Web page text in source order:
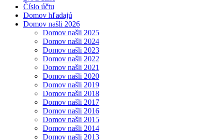
Číslo účtu
Domov hľadajú
Domov našli 2026
Domov našli 2025
Domov našli 2024
Domov našli 2023
Domov našli 2022
Domov našli 2021
Domov našli 2020
Domov našli 2019
Domov našli 2018
Domov našli 2017
Domov našli 2016
Domov našli 2015
Domov našli 2014
Domov našli 2013